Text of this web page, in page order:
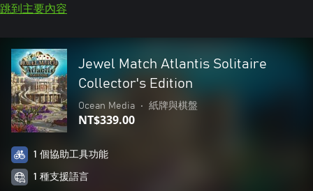
跳到主要內容
Jewel Match Atlantis Solitaire
Collector's Edition
Ocean Media • 紙牌與棋盤
NT$339.00
1 個協助工具功能
1 種支援語言